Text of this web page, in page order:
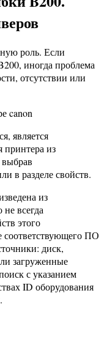
роль. Если
иногда проблема
отсутствии или
является
принтера из
выбрав
в разделе свойств.
из
всегда
этого
соответствующего ПО
диск,
загруженные
с указанием
ID оборудования